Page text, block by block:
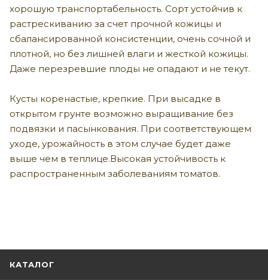
хорошую транспортабельность. Сорт устойчив к
растрескиванию за счет прочной кожицы и
сбалансированной консистенции, очень сочной и
плотной, но без лишней влаги и жесткой кожицы.
Даже перезревшие плоды не опадают и не текут.
Кусты коренастые, крепкие. При высадке в
открытом грунте возможно выращивание без
подвязки и пасынкования. При соответствующем
уходе, урожайность в этом случае будет даже
выше чем в теплице.Высокая устойчивость к
распространенным заболеваниям томатов.
КАТАЛОГ